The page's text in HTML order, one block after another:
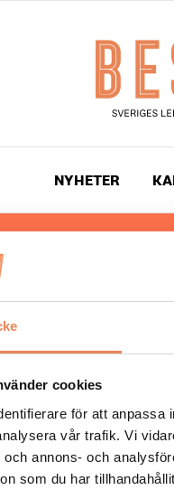
cookies
för att anpassa
vår trafik. Vi
annons- och
som du har
NYHETER
Hos oss läser du
Allt